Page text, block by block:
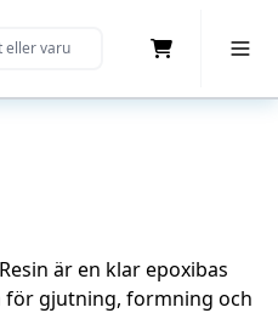
är en klar epoxibas
gjutning, formning och